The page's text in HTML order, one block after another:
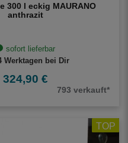
300 l eckig MAURANO
anthrazit
sofort lieferbar
Werktagen bei Dir
324,90 €
793 verkauft*
TOP